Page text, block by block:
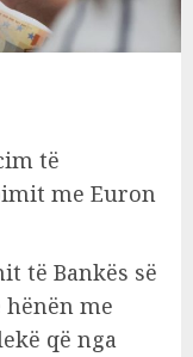
të
me Euron
të Bankës së
hënën me
që nga